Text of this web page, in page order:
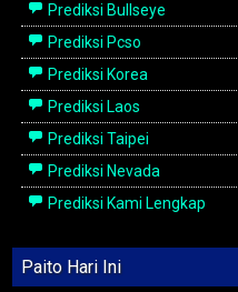
Prediksi Bullseye
Prediksi Pcso
Prediksi Korea
Prediksi Laos
Prediksi Taipei
Prediksi Nevada
Prediksi Kami Lengkap
Paito Hari Ini